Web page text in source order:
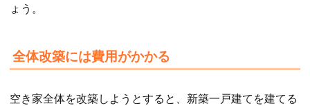
ょう。
全体改築には費用がかかる
空き家全体を改築しようとすると、新築一戸建てを建てる